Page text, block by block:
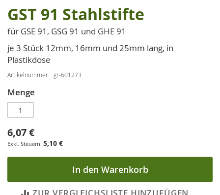
Zum
Anfang
der
Bildgalerie
springen
GST 91 Stahlstifte
für GSE 91, GSG 91 und GHE 91
je 3 Stück 12mm, 16mm und 25mm lang, in
Plastikdose
Artikelnummer gr-601273
Menge
6,07 €
5,10 €
In den Warenkorb